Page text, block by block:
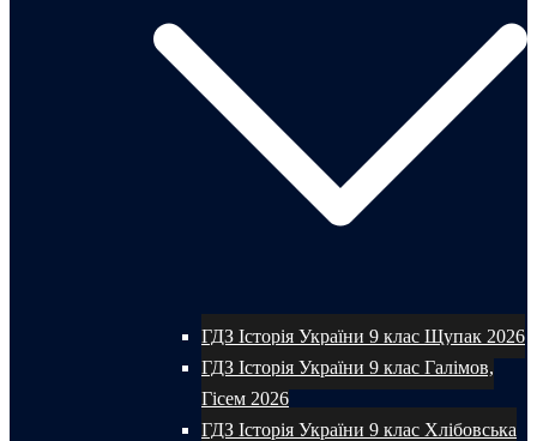
ГДЗ Історія України 9 клас Щупак 2026
ГДЗ Історія України 9 клас Галімов,
Гісем 2026
ГДЗ Історія України 9 клас Хлібовська